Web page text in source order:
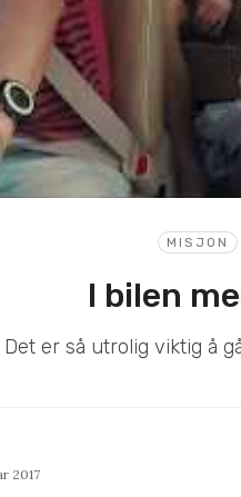
MISJON
I bilen
er så utrolig viktig å
2017